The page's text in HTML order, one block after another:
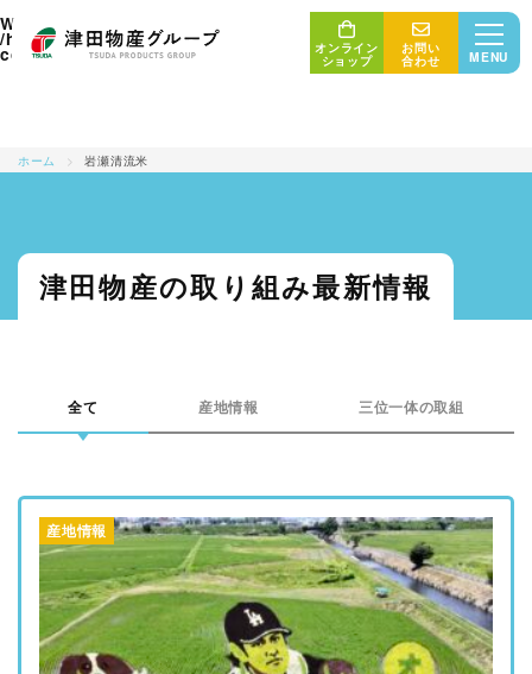
三位一体の取り組み
最新情報
サステナビリティ
ブログ
オンライン
ショップ
お問い
合わせ MENU
Warning : Undefined array key "tag" in
/home/union006/ricefriend.com/public_html/wp/wp-
content/themes/uniontheme/archive.phpon line5
ホーム > 岩瀬清流米
津田物産の取り組み最新情報
全て 産地情報 三位一体の取組
産地情報